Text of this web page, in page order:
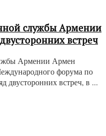
службы Армении
встреч
Армении Армен
форума по
двусторонних встреч, в ...